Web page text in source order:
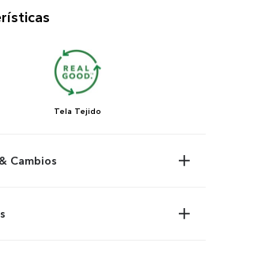
Tela Tejido
Cambios